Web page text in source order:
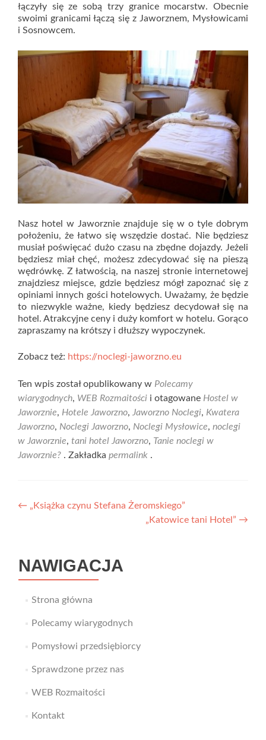
łączyły się ze sobą trzy granice mocarstw. Obecnie
swoimi granicami łączą się z Jaworznem, Mysłowicami
i Sosnowcem.
Nasz hotel w Jaworznie znajduje się w o tyle dobrym
położeniu, że łatwo się wszędzie dostać. Nie będziesz
musiał poświęcać dużo czasu na zbędne dojazdy. Jeżeli
będziesz miał chęć, możesz zdecydować się na pieszą
wędrówkę. Z łatwością, na naszej stronie internetowej
znajdziesz miejsce, gdzie będziesz mógł zapoznać się z
opiniami innych gości hotelowych. Uważamy, że będzie
to niezwykle ważne, kiedy będziesz decydował się na
hotel. Atrakcyjne ceny i duży komfort w hotelu. Gorąco
zapraszamy na krótszy i dłuższy wypoczynek.
Zobacz też: https://noclegi-jaworzno.eu
Ten wpis został opublikowany w Polecamy
wiarygodnych, WEB Rozmaitości i otagowane Hostel w
Jaworznie, Hotele Jaworzno, Jaworzno Noclegi, Kwatera
Jaworzno, Noclegi Jaworzno, Noclegi Mysłowice, noclegi
w Jaworznie, tani hotel Jaworzno, Tanie noclegi w
Jaworznie? . Zakładka permalink .
Nawigacja
← „Książka czynu Stefana Żeromskiego”
„Katowice tani Hotel” →
NAWIGACJA
Strona główna
Polecamy wiarygodnych
Pomysłowi przedsiębiorcy
Sprawdzone przez nas
WEB Rozmaitości
Kontakt